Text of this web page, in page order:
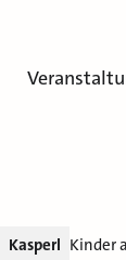
Kasperl Kinder